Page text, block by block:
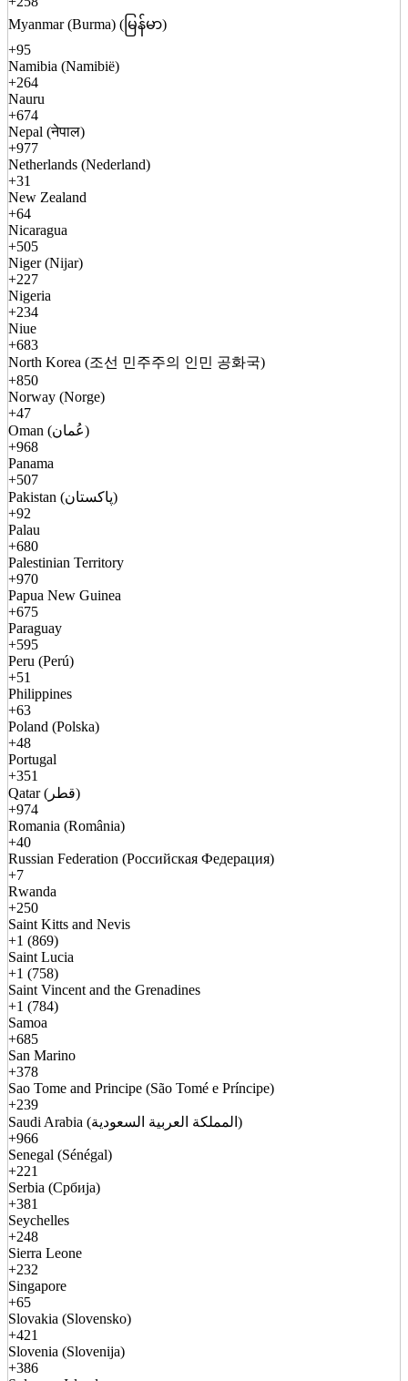
Myanmar (Burma) (မြန်မာ)
+95
Namibia (Namibië)
+264
Nauru
+674
Nepal (नेपाल)
+977
Netherlands (Nederland)
+31
New Zealand
+64
Nicaragua
+505
Niger (Nijar)
+227
Nigeria
+234
Niue
+683
North Korea (조선 민주주의 인민 공화국)
+850
Norway (Norge)
+47
Oman (عُمان)
+968
Panama
+507
Pakistan (پاکستان)
+92
Palau
+680
Palestinian Territory
+970
Papua New Guinea
+675
Paraguay
+595
Peru (Perú)
+51
Philippines
+63
Poland (Polska)
+48
Portugal
+351
Qatar (قطر)
+974
Romania (România)
+40
Russian Federation (Российская Федерация)
+7
Rwanda
+250
Saint Kitts and Nevis
+1 (869)
Saint Lucia
+1 (758)
Saint Vincent and the Grenadines
+1 (784)
Samoa
+685
San Marino
+378
Sao Tome and Principe (São Tomé e Príncipe)
+239
Saudi Arabia (المملكة العربية السعودية)
+966
Senegal (Sénégal)
+221
Serbia (Србија)
+381
Seychelles
+248
Sierra Leone
+232
Singapore
+65
Slovakia (Slovensko)
+421
Slovenia (Slovenija)
+386